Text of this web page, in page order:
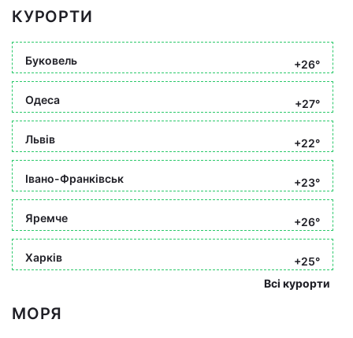
КУРОРТИ
Буковель +26°
Одеса +27°
Львів +22°
Івано-Франківськ +23°
Яремче +26°
Харків
+25°
Всі курорти
МОРЯ